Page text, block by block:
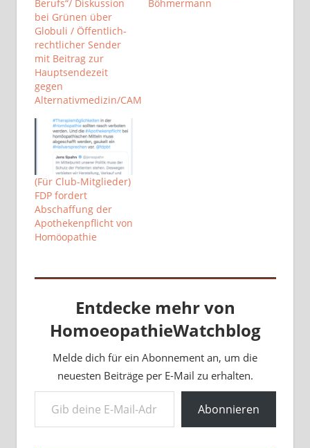
Berufs“/ Diskussion
bei Grünen über
Globuli / Öffentlich-
rechtlicher Sender
mit Beitrag zur
Hauptsendezeit
gegen
Alternativmedizin/CAM
Böhmermann
(Für Club-Mitglieder)
FDP fordert
Abschaffung der
Apothekenpflicht von
Homöopathie
Entdecke mehr von
HomoeopathieWatchblog
Melde dich für ein Abonnement an, um die
neuesten Beiträge per E-Mail zu erhalten.
Gib deine E-Mail-Adresse ein ...
Abonnieren